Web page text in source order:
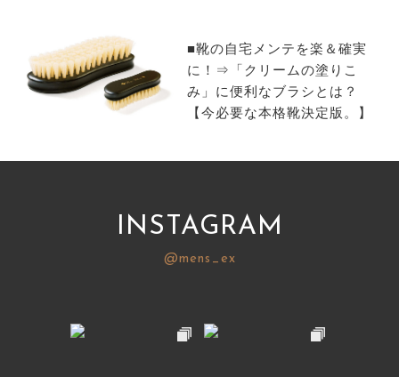
■靴の自宅メンテを楽＆確実
に！⇒「クリームの塗りこ
み」に便利なブラシとは？
【今必要な本格靴決定版。】
INSTAGRAM
@mens_ex